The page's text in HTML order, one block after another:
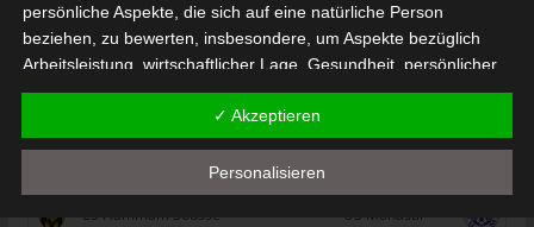
22 Aug. 2026
PS Sakiet Eddaïer
- -
JS Omrane
22 Aug. 2026
16:30
Stade Tunisien
- -
CS Sfax
ES Hammam Sousse
US Monastir
persönliche Aspekte, die sich auf eine natürliche Person
beziehen, zu bewerten, insbesondere, um Aspekte bezüglich
Arbeitsleistung, wirtschaftlicher Lage, Gesundheit, persönlicher
Vorlieben, Interessen, Zuverlässigkeit, Verhalten, Aufenthaltsort
oder Ortswechsel dieser natürlichen Person zu analysieren oder
vorherzusagen.
f) Pseudonymisierung
Pseudonymisierung ist die Verarbeitung personenbezogener
✓ Akzeptieren
Personalisieren